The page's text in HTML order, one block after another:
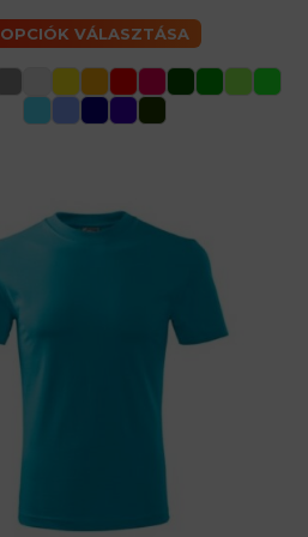
OPCIÓK VÁLASZTÁSA